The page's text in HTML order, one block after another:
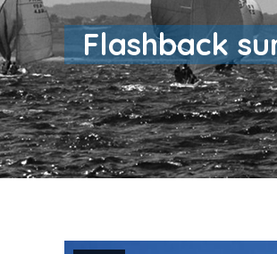
Flashback